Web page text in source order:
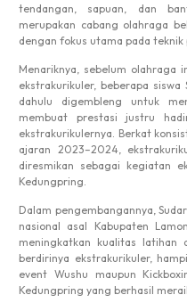
tendangan
sapuan , dan
merupakan cabang olahraga
dengan fokus utama pada teknik
Menariknya sebelum olahraga
ekstrakurikuler, beberapa siswa
dahulu
digembleng untuk
membuat
prestasi justru
ekstrakurikulernya Berkat
ajaran 2023–2024,
diresmikan sebagai kegiatan
Kedungpring
Dalam pengembangannya,
nasional asal Kabupaten
meningkatkan kualitas latihan
berdirinya ekstrakurikuler,
event Wushu maupun Kickb
Kedungpring yang berhasil